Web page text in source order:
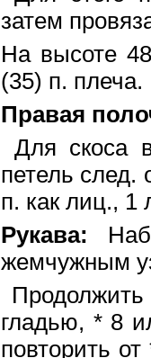
затем
На высоте
(35) п. плеча.
Правая
Для скоса
петель след.
п. как лиц., 1
Рукава:
жемчужным
гладью, * 8
повторить